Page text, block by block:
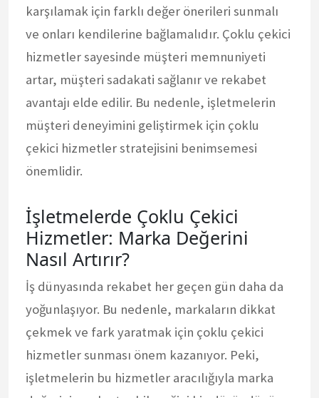
karşılamak için farklı değer önerileri sunmalı
ve onları kendilerine bağlamalıdır. Çoklu çekici
hizmetler sayesinde müşteri memnuniyeti
artar, müşteri sadakati sağlanır ve rekabet
avantajı elde edilir. Bu nedenle, işletmelerin
müşteri deneyimini geliştirmek için çoklu
çekici hizmetler stratejisini benimsemesi
önemlidir.
İşletmelerde Çoklu Çekici
Hizmetler: Marka Değerini
Nasıl Artırır?
İş dünyasında rekabet her geçen gün daha da
yoğunlaşıyor. Bu nedenle, markaların dikkat
çekmek ve fark yaratmak için çoklu çekici
hizmetler sunması önem kazanıyor. Peki,
işletmelerin bu hizmetler aracılığıyla marka